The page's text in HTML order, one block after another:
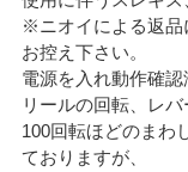
※ニオイによる返品
お控え下さい。
電源を入れ動作確認
リールの回転、レ
100回転ほどのまわ
ておりますが、